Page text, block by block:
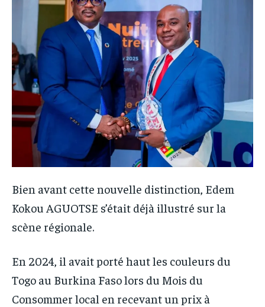
Bien avant cette nouvelle distinction, Edem
Kokou AGUOTSE s’était déjà illustré sur la
scène régionale.
En 2024, il avait porté haut les couleurs du
Togo au Burkina Faso lors du Mois du
Consommer local en recevant un prix à